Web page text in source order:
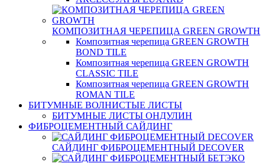
КОМПОЗИТНАЯ ЧЕРЕПИЦА GREEN GROWTH
Композитная черепица GREEN GROWTH
BOND TILE
Композитная черепица GREEN GROWTH
CLASSIC TILE
Композитная черепица GREEN GROWTH
ROMAN TILE
БИТУМНЫЕ ВОЛНИСТЫЕ ЛИСТЫ
БИТУМНЫЕ ЛИСТЫ ОНДУЛИН
ФИБРОЦЕМЕНТНЫЙ САЙДИНГ
САЙДИНГ ФИБРОЦЕМЕНТНЫЙ DECOVER